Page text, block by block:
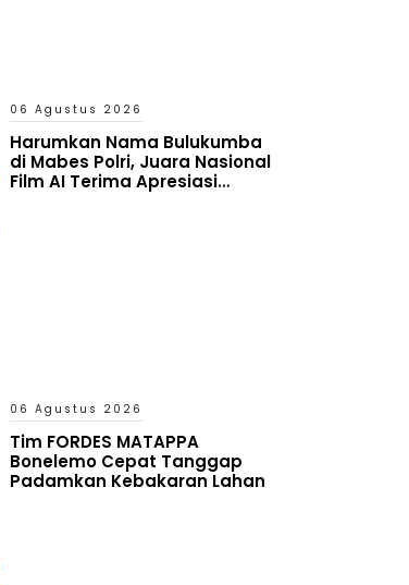
06 Agustus 2026
Harumkan Nama Bulukumba
di Mabes Polri, Juara Nasional
Film AI Terima Apresiasi
06 Agustus 2026
Tim FORDES MATAPPA
Bonelemo Cepat Tanggap
Padamkan Kebakaran Lahan